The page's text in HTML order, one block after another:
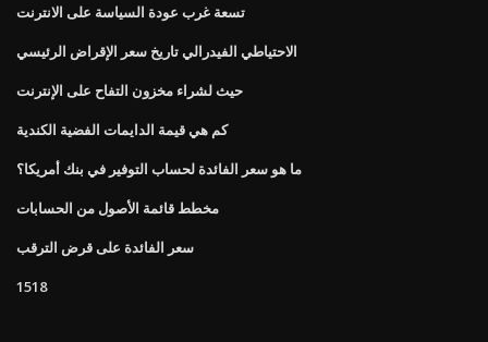
تسعة غرب عودة السياسة على الانترنت
الاحتياطي الفيدرالي تاريخ سعر الإقراض الرئيسي
حيث لشراء مخزون التفاح على الإنترنت
كم هي قيمة الدايمات الفضية الكندية
ما هو سعر الفائدة لحساب التوفير في بنك أمريكا؟
مخطط قائمة الأصول من الحسابات
سعر الفائدة على قرض الترقب
1518